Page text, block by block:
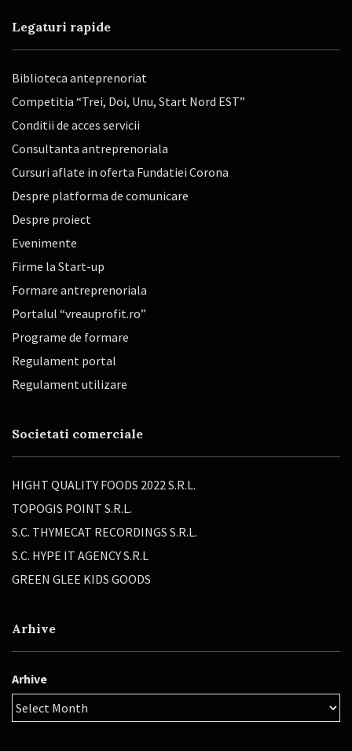
Legaturi rapide
Biblioteca anteprenoriat
Competitia “Trei, Doi, Unu, Start Nord EST”
Conditii de acces servicii
Consultanta antreprenoriala
Cursuri aflate in oferta Fundatiei Corona
Despre platforma de comunicare
Despre proiect
Evenimente
Firme la Start-up
Formare antreprenoriala
Portalul “vreauprofit.ro”
Programe de formare
Regulament portal
Regulament utilizare
Societati comerciale
HIGHT QUALITY FOODS 2022 S.R.L.
TOPOGIS POINT S.R.L.
S.C. THYMECAT RECORDINGS S.R.L.
S.C. HYPE IT AGENCY S.R.L
GREEN GLEE KIDS GOODS
Arhive
Arhive